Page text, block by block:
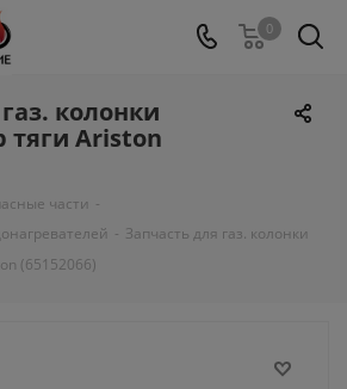
0
колонки
тяги Ariston
части -
- Запчасть для газ. колонки
(65152066)